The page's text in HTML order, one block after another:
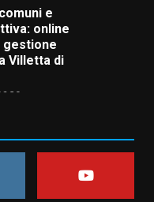
e
online
gestione
Villetta di